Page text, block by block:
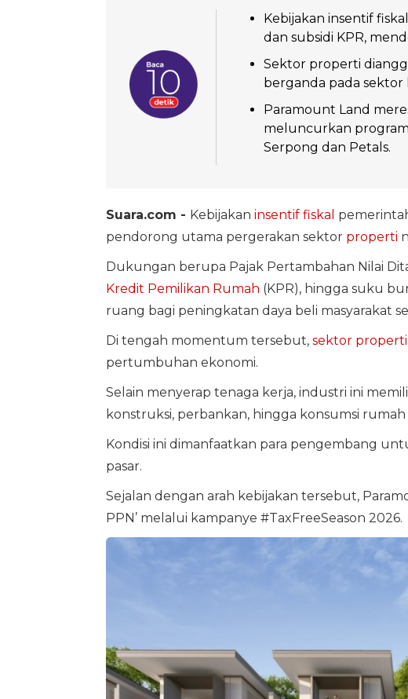
Kebijakan insentif
dan subsidi KPR,
Sektor properti
berganda pada
Paramount Land
meluncurkan
Serpong dan Petals.
Suara.com - Kebijakan insentif fiskal
pendorong utama pergerakan sektor properti
Dukungan berupa Pajak Pertambahan Nilai
Kredit Pemilikan Rumah (KPR), hingga suku
ruang bagi peningkatan daya beli masyarakat
Di tengah momentum tersebut, sektor properti
pertumbuhan ekonomi.
Selain menyerap tenaga kerja, industri ini
konstruksi, perbankan, hingga konsumsi
Kondisi ini dimanfaatkan para pengembang
pasar.
Sejalan dengan arah kebijakan tersebut,
PPN’ melalui kampanye #TaxFreeSeason 2026.